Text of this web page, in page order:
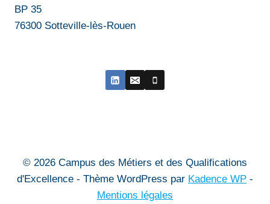
BP 35
76300 Sotteville-lès-Rouen
© 2026 Campus des Métiers et des Qualifications
d'Excellence - Thème WordPress par Kadence WP -
Mentions légales